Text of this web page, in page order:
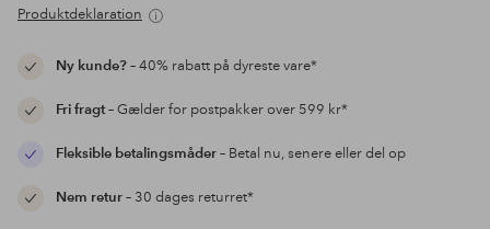
Produktdeklaration
Ny kunde?– 40% rabatt på dyreste vare*
Fri fragt– Gælder for postpakker over 599 kr*
Fleksible betalingsmåder– Betal nu, senere eller del op
Nem retur– 30 dages returret*